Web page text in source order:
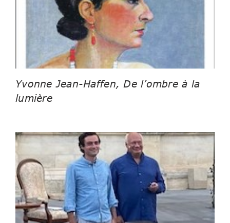
Yvonne Jean-Haffen, De l’ombre à la
lumière